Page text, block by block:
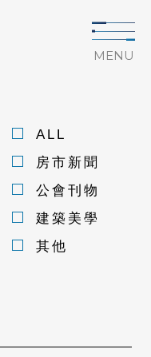
MENU
ALL
房市新聞
公會刊物
建築美學
其他